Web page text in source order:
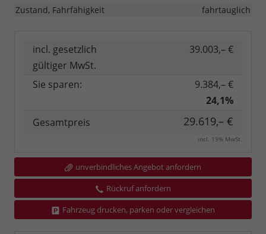
Zustand, Fahrfähigkeit
fahrtauglich
incl. gesetzlich
gültiger MwSt.
39.003,– €
Sie sparen:
9.384,– €
24,1%
Gesamtpreis
29.619,– €
incl. 19% MwSt.
unverbindliches Angebot anfordern
Rückruf anfordern
Fahrzeug drucken, parken oder vergleichen